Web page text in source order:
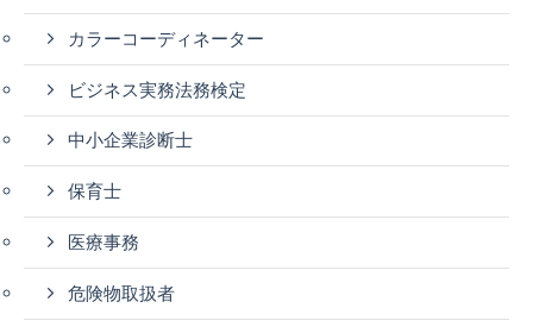
カラーコーディネーター
ビジネス実務法務検定
中小企業診断士
保育士
医療事務
危険物取扱者